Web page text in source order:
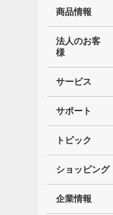
商品情報
法人のお客
様
サービス
サポート
トピック
ショッピング
企業情報